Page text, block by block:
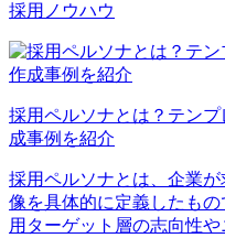
採用ノウハウ
採用ペルソナとは？テン
成事例を紹介
採用ペルソナとは、企業
像を具体的に定義したも
用ターゲット層の志向性や